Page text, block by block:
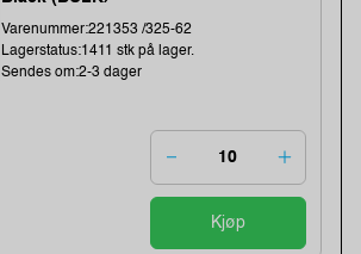
Varenummer:221353 /325-62
Lagerstatus:1411 stk på lager.
Sendes om:2-3 dager
Kjøp